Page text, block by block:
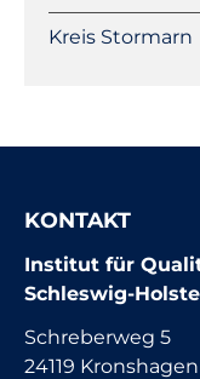
Kreis Stormarn
KONTAKT
Institut für
Schleswig-
Schreberweg 5
24119 Kronshagen